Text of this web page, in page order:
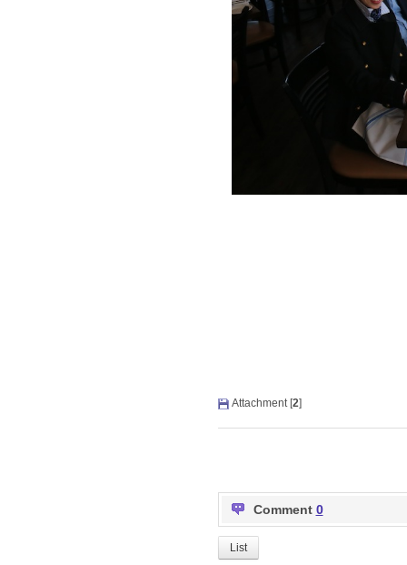
Attachment [2]
Comment 0
List